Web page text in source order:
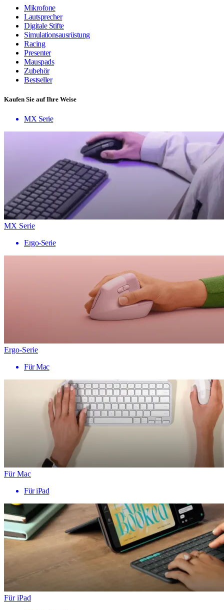
Mikrofone
Lautsprecher
Digitale Stifte
Simulationsausrüstung
Racing
Presenter
Mauspads
Zubehör
Bestseller
Kaufen Sie auf Ihre Weise
MX Serie
MX Serie
Ergo-Serie
Ergo-Serie
Für Mac
Für Mac
Für iPad
Für iPad